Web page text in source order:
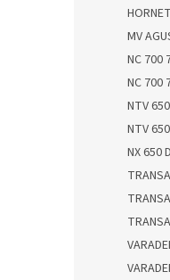
MV
NC 700
NC 700
NTV
NTV
NX 650